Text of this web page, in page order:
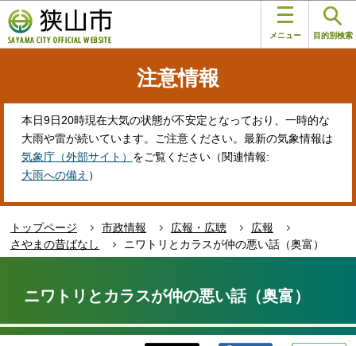
の
ペ
メニュー 目的別検索
注意情報
本日9日20時現在大気の状態が不安定となっており、一時的な
大雨や雷が続いています。ご注意ください。最新の気象情報は
気象庁（外部サイト） をご覧ください（関連情報:
大雨への備え ）
トップページ 市政情報 広報・広聴
広報
さやまの昔ばなし
ニワトリとカラスが仲の悪い話（奥富）
か
ニワトリとカラスが仲の悪い話（奥富）